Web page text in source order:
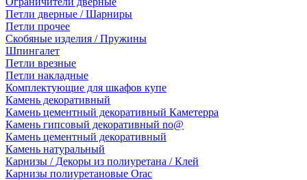
Петли дверные / Шарниры
Петли прочее
Скобяные изделия / Пружины
Шпингалет
Петли врезные
Петли накладные
Комплектующие для шкафов купе
Камень декоративный
Камень цементный декоративный Каметерра
Камень гипсовый декоративный no@
Камень цементный декоративный
Камень натуральный
Карнизы / Декоры из полиуретана / Клей
Карнизы полиуретановые Orac